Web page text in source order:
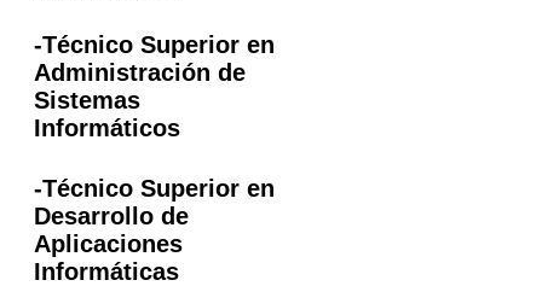
-Técnico Superior en
Administración de
Sistemas
Informáticos
-Técnico Superior en
Desarrollo de
Aplicaciones
Informáticas